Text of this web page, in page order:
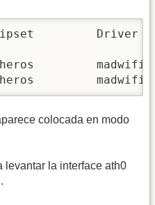
Driver
madwifi-
madwifi-ng
colocada en modo
levantar la interface ath0